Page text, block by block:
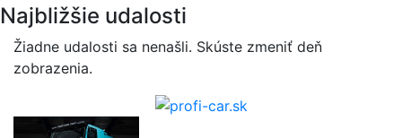
Najbližšie udalosti
Žiadne udalosti sa nenašli. Skúste zmeniť deň
zobrazenia.